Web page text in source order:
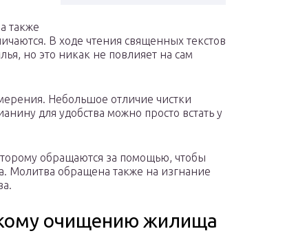
также
В ходе чтения священных текстов
но это никак не повлияет на сам
Небольшое отличие чистки
для удобства можно просто встать у
обращаются за помощью, чтобы
Молитва обращена также на изгнание
очищению жилища